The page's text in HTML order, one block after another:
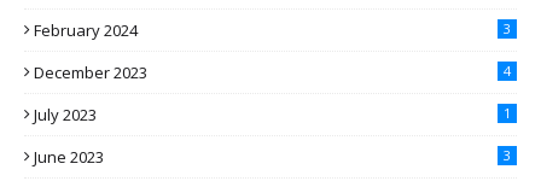
February 2024 3
December 2023 4
July 2023 1
June 2023 3